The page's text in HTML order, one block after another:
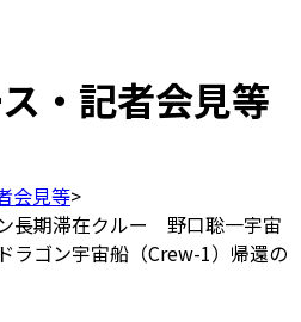
・記者会見等
会見等>
長期滞在クルー 野口聡一宇宙
ラゴン宇宙船（Crew-1）帰還の